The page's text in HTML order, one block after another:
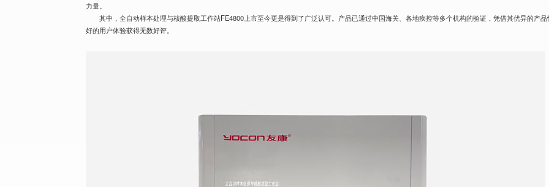
力量。
其中，全自动样本处理与核酸提取工作站FE4800上市至今更是得到了广泛认可。产品已通过中国海关、各地疾控等多个机构的验证，凭借其优异的产品
好的用户体验获得无数好评。